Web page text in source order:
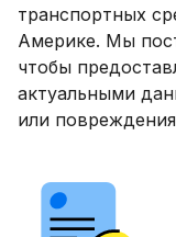
транспортных
Америке. Мы
чтобы
актуальными
или